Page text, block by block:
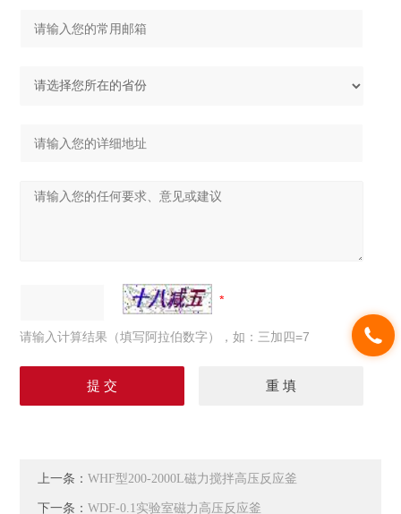
请输入计算结果（填写阿拉伯数字），如：三加四=7
上一条：WHF型200-2000L磁力搅拌高压反应釜
下一条：WDF-0.1实验室磁力高压反应釜